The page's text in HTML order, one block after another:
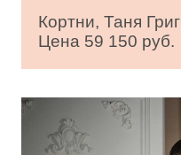
Кортни, Таня Григ
Цена 59 150 руб.